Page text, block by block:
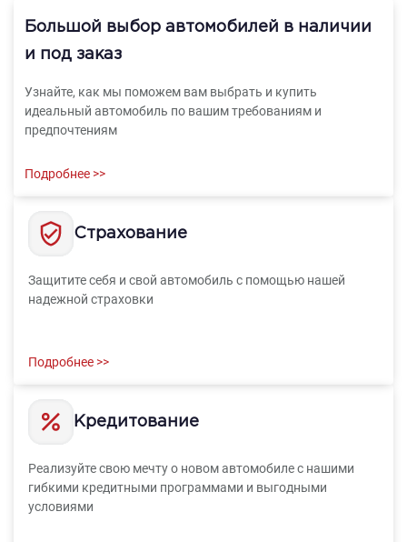
Большой выбор автомобилей в наличии
и под заказ
Узнайте, как мы поможем вам выбрать и купить
идеальный автомобиль по вашим требованиям и
предпочтениям
Подробнее >>
Страхование
Защитите себя и свой автомобиль с помощью нашей
надежной страховки
Подробнее >>
Кредитование
Реализуйте свою мечту о новом автомобиле с нашими
гибкими кредитными программами и выгодными
условиями